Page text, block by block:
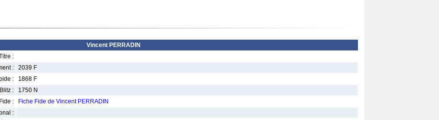
Vincent PERRADIN
:
:
2039 F
:
1868 F
Blitz :
1750 N
:
Fiche Fide de Vincent PERRADIN
: